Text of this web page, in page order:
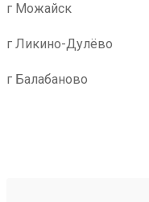
г Можайск
г Ликино-Дулёво
г Балабаново